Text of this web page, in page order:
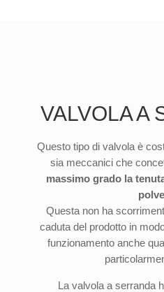
VALVOLA A
Questo tipo di valvola è
sia meccanici che
massimo grado la
Questa non ha
caduta del prodotto in
funzionamento anche
La valvola a serranda